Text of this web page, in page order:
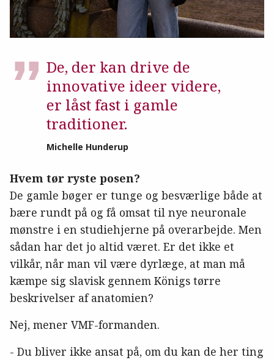
De, der kan drive de
innovative ideer videre,
er låst fast i gamle
traditioner.
Michelle Hunderup
Hvem tør ryste posen?
De gamle bøger er tunge og besværlige både at
bære rundt på og få omsat til nye neuronale
mønstre i en studiehjerne på overarbejde. Men
sådan har det jo altid været. Er det ikke et
vilkår, når man vil være dyrlæge, at man må
kæmpe sig slavisk gennem Königs tørre
beskrivelser af anatomien?
Nej, mener VMF-formanden.
- Du bliver ikke ansat på, om du kan de her ting